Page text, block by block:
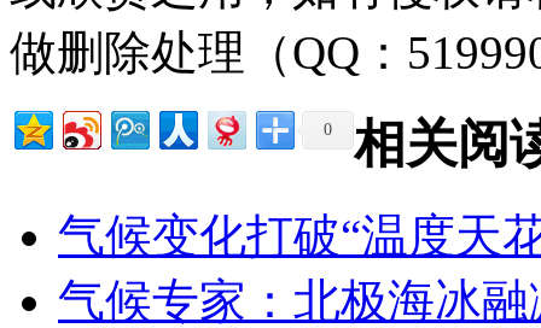
做删除处理（QQ：
0 相关阅
气候变化打破“温度天
气候专家：北极海冰